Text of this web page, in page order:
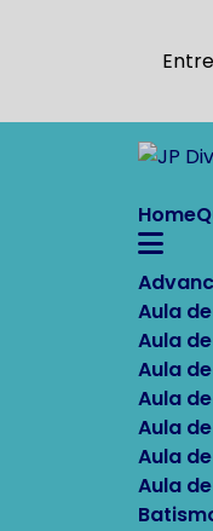
Home
Aula
Aula
Aula
Aula
Aula
Aula
Aula